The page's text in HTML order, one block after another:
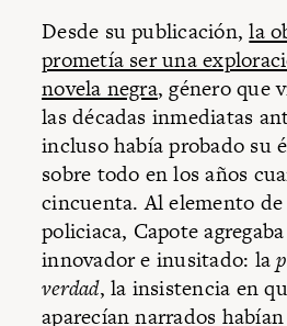
Desde su publicación,la
prometía ser una
novela negra, género que
las décadas inmediatas
incluso había probado su
sobre todo en los años
cincuenta. Al elemento
policiaca, Capote
innovador e inusitado: la
verdad, la insistencia en
aparecían narrados